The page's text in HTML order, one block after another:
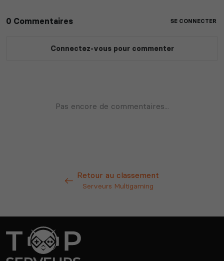
Retour au classement
Serveurs Multigaming